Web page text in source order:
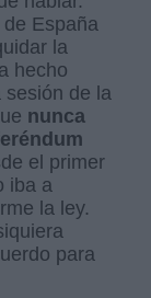
España
la
hecho
de la
nunca
el primer
iba a
la ley.
para